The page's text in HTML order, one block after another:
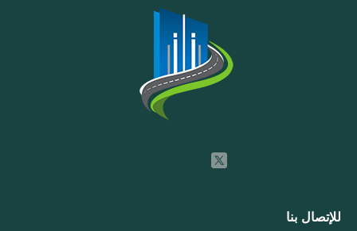
للإتصال بنا